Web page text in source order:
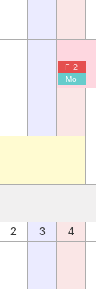
Ｆ２
Mo
2 3 4